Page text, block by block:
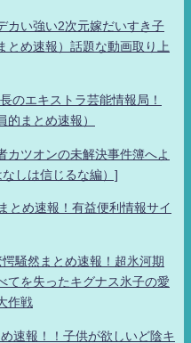
カい強い2次元嫁だいすき子
とめ速報）話題な動画取り上
のエキストラ芸能情報局！
的まとめ速報）
カツオンの未解決事件簿へよ
しは信じるな編）]
め速報！有益便利情報サイ
騒然まとめ速報！超氷河期
てを失ったキグナス氷子の愛
作戦
速報！！子供が欲しいど陰キ